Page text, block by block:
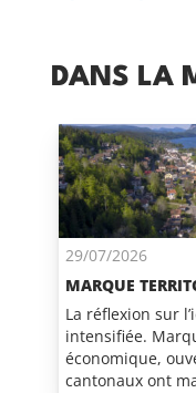
DANS LA
29/07/2026
MARQUE
La réflexion sur
intensifiée.
économique,
cantonaux ont